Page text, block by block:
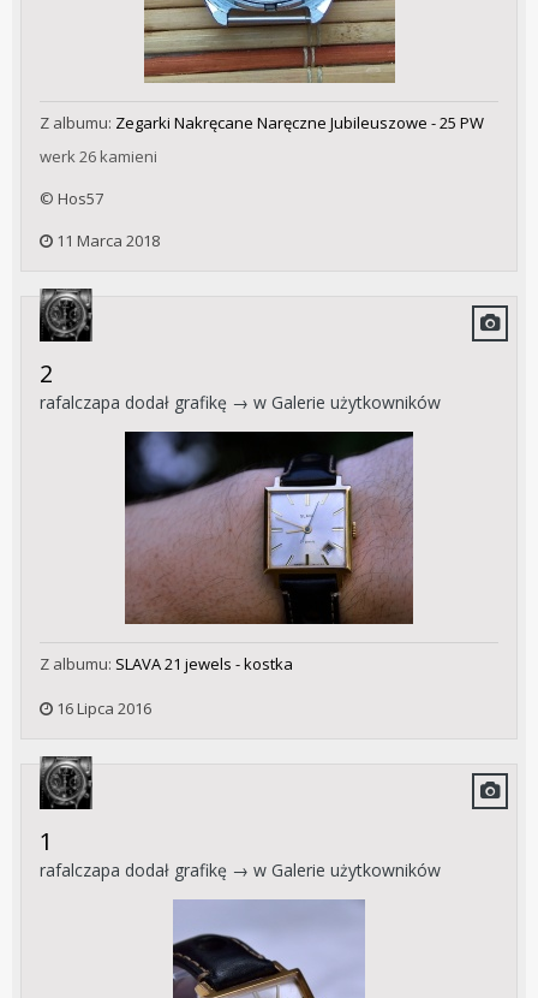
Z albumu: Zegarki Nakręcane Naręczne Jubileuszowe - 25 PW
werk 26 kamieni
© Hos57
11 Marca 2018
2
rafalczapa dodał grafikę → w Galerie użytkowników
Z albumu: SLAVA 21 jewels - kostka
16 Lipca 2016
1
rafalczapa dodał grafikę → w Galerie użytkowników